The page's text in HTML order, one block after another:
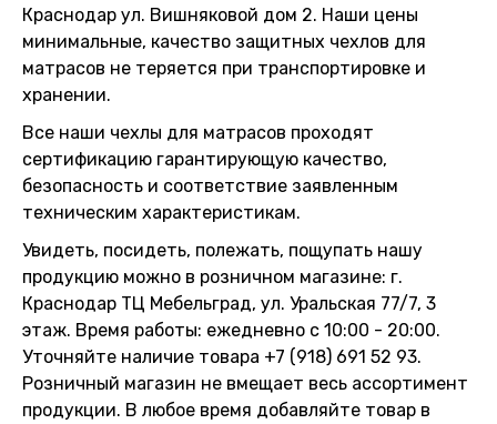
Краснодар ул. Вишняковой дом 2. Наши цены
минимальные, качество защитных чехлов для
матрасов не теряется при транспортировке и
хранении.
Все наши чехлы для матрасов проходят
сертификацию гарантирующую качество,
безопасность и соответствие заявленным
техническим характеристикам.
Увидеть, посидеть, полежать, пощупать нашу
продукцию можно в розничном магазине: г.
Краснодар ТЦ Мебельград, ул. Уральская 77/7, 3
этаж. Время работы: ежедневно с 10:00 - 20:00.
Уточняйте наличие товара +7 (918) 691 52 93.
Розничный магазин не вмещает весь ассортимент
продукции. В любое время добавляйте товар в